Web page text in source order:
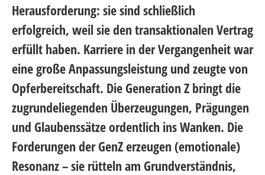
Herausforderung: sie sind schließlich
erfolgreich, weil sie den transaktionalen Vertrag
erfüllt haben. Karriere in der Vergangenheit war
eine große Anpassungsleistung und zeugte von
Opferbereitschaft. Die Generation Z bringt die
zugrundeliegenden Überzeugungen, Prägungen
und Glaubenssätze ordentlich ins Wanken. Die
Forderungen der GenZ erzeugen (emotionale)
Resonanz – sie rütteln am Grundverständnis,